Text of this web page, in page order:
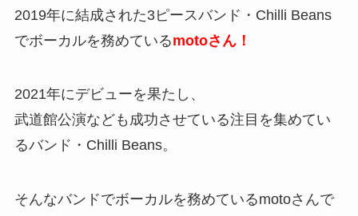
2019年に結成された3ピースバンド・Chilli Beans
でボーカルを務めているmotoさん！
2021年にデビューを果たし、
武道館公演なども成功させている注目を集めてい
るバンド・Chilli Beans。
そんなバンドでボーカルを務めているmotoさんで